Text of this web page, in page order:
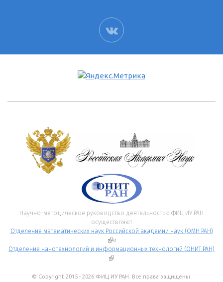
ВК
Научно-методическое руководство деятельностью ФИЦ ИУ РАН
осуществляют
Отделение математических наук Российской академии наук (ОМН РАН)
(внешняя ссылка)
и
Отделение нанотехнологий и информационных технологий (ОНИТ РАН)
(внешняя ссылка)
.
© Copyright 2015 - 2026 ФИЦ ИУ РАН. Все права защищены.